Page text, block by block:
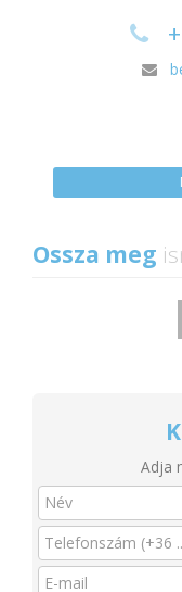
Ossza meg
Adja